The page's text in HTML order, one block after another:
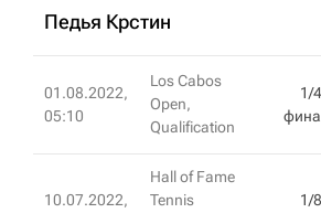
Педья Крстин
01.08.2022,
05:10
Los Cabos
Open,
Qualification
1/4
10.07.2022,
Hall of Fame
Tennis
1/8